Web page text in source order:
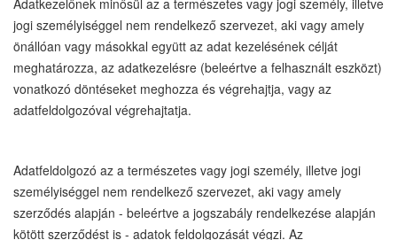
Adatkezelőnek minősül az a természetes vagy jogi személy, illetve
jogi személyiséggel nem rendelkező szervezet, aki vagy amely
önállóan vagy másokkal együtt az adat kezelésének célját
meghatározza, az adatkezelésre (beleértve a felhasznált eszközt)
vonatkozó döntéseket meghozza és végrehajtja, vagy az
adatfeldolgozóval végrehajtatja.
Adatfeldolgozó az a természetes vagy jogi személy, illetve jogi
személyiséggel nem rendelkező szervezet, aki vagy amely
szerződés alapján - beleértve a jogszabály rendelkezése alapján
kötött szerződést is - adatok feldolgozását végzi. Az